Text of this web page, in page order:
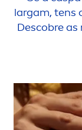
largam, tens
Descobre as